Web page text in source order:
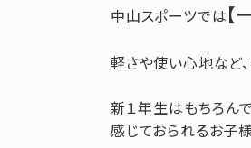
中山スポーツでは【
軽さや使い心地など
新１年生はもちろん
感じておられるお子